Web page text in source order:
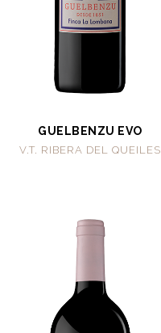
GUELBENZU EVO
V.T. RIBERA DEL QUEILES